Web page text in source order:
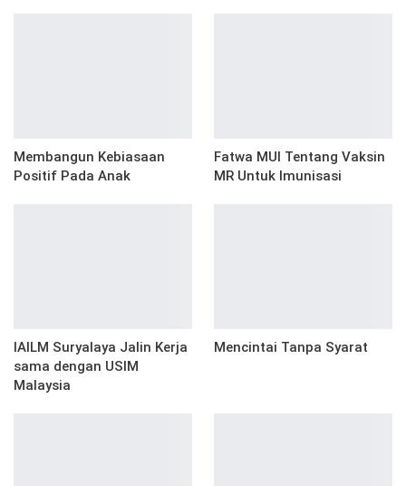
Membangun Kebiasaan
Positif Pada Anak
Fatwa MUI Tentang Vaksin
MR Untuk Imunisasi
IAILM Suryalaya Jalin Kerja
sama dengan USIM
Malaysia
Mencintai Tanpa Syarat